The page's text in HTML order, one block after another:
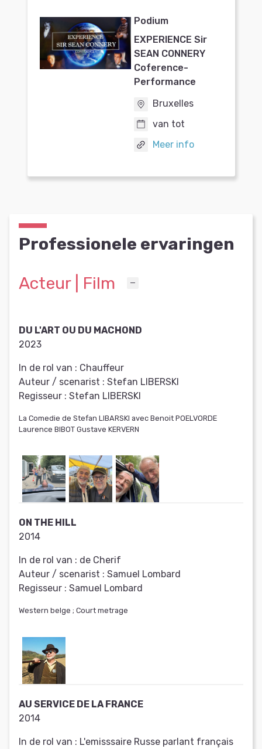
Podium
EXPERIENCE Sir
SEAN CONNERY
Coference-
Performance
Bruxelles
van tot
Meer info
Professionele ervaringen
Acteur | Film
DU L'ART OU DU MACHOND
2023
In de rol van : Chauffeur
Auteur / scenarist : Stefan LIBERSKI
Regisseur : Stefan LIBERSKI
La Comedie de Stefan LIBARSKI avec Benoit POELVORDE
Laurence BIBOT Gustave KERVERN
ON THE HILL
2014
In de rol van : de Cherif
Auteur / scenarist : Samuel Lombard
Regisseur : Samuel Lombard
Western belge ; Court metrage
AU SERVICE DE LA FRANCE
2014
In de rol van : L'emisssaire Russe parlant français